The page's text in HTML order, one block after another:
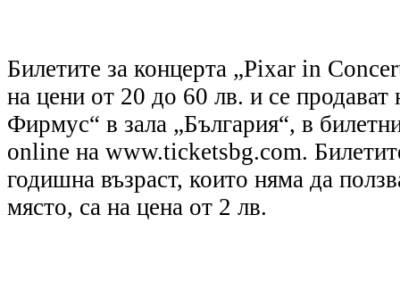
Билетите за концерта „Pixar in
на цени от 20 до 60 лв. и се продават
Фирмус“ в зала „България“, в
online на www.ticketsbg.com.
годишна възраст, които няма да
място, са на цена от 2 лв.